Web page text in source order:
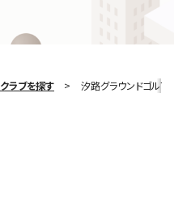
ラブを探す 汐路グラウンドゴルフ